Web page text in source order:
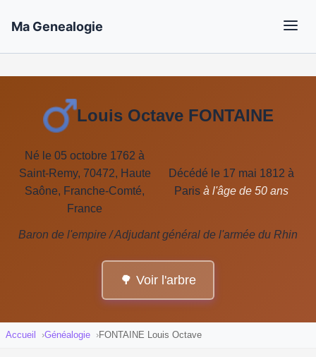
Ma Genealogie
Louis Octave FONTAINE
Né le 05 octobre 1762 à
Saint-Remy, 70472, Haute
Saône, Franche-Comté,
France
Décédé le 17 mai 1812 à
Paris à l'âge de 50 ans
Baron de l'empire / Adjudant général de l'armée du Rhin
🌳 Voir l'arbre
Accueil Généalogie FONTAINE Louis Octave